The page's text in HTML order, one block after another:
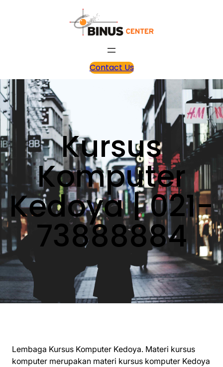
Contact Us
Kursus
Komputer
Kedoya | 021-
73888884
Lembaga Kursus Komputer Kedoya. Materi kursus
komputer merupakan materi kursus komputer Kedoya